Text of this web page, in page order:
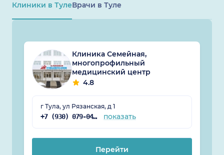
Клиники в ТулеВрачи в Туле
Клиника Семейная,
многопрофильный
медицинский центр
4.8
г Тула, ул Рязанская, д 1
+7 (930) 079-04-76 показать
Перейти